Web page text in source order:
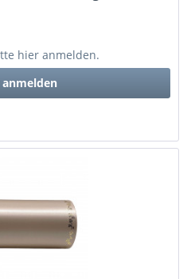
hier anmelden.